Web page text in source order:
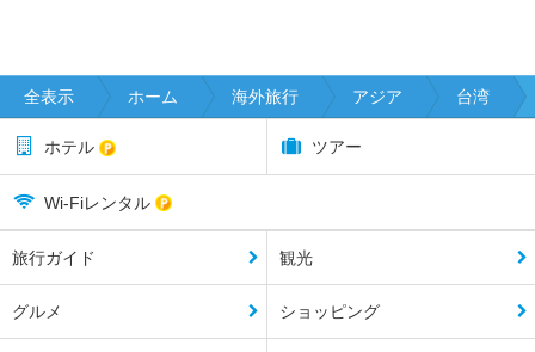
全表示 ホーム 海外旅行 アジア 台湾
ホテル ツアー
Wi-Fiレンタル
旅行ガイド 観光
グルメ ショッピング